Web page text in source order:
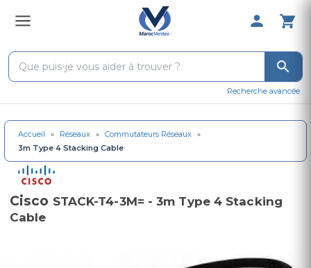
0 Produit
Recherche avancée
Accueil » Réseaux » Commutateurs Réseaux »
3m Type 4 Stacking Cable
Cisco STACK-T4-3M= - 3m Type 4 Stacking
Cable